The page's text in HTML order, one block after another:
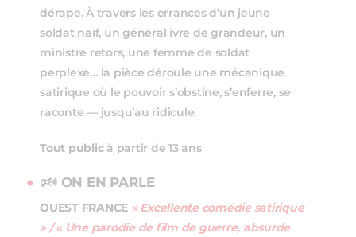
dérape. À travers les errances d’un jeune
soldat naïf, un général ivre de grandeur, un
ministre retors, une femme de soldat
perplexe… la pièce déroule une mécanique
satirique où le pouvoir s’obstine, s’enferre, se
raconte — jusqu’au ridicule.
Tout publicà partir de 13 ans
🕬 ON EN PARLE
OUEST FRANCE « Excellente comédie satirique
» / « Une parodie de film de guerre, absurde